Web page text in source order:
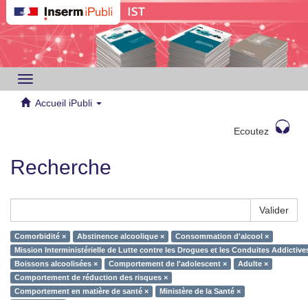
Toggle
navigation
Accueil iPubli
Ecoutez
Recherche
Valider
Comorbidité × Abstinence alcoolique ×
Consommation d'alcool ×
Mission Interministérielle de Lutte contre les Drogues et les Conduites
Boissons alcoolisées ×
Comportement de l'adolescent ×
Adulte ×
Comportement de réduction des risques ×
Comportement en matière de santé ×
Ministère de la Santé ×